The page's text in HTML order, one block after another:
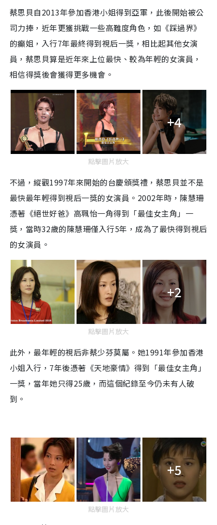
蔡思貝自2013年參加香港小姐得到亞軍，此後開始被公
司力捧，近年更獲挑戰一些高難度角色，如《踩過界》
的癲姐，入行7年最終得到視后一獎，相比起其他女演
員，蔡思貝算是近年來上位最快、較為年輕的女演員，
相信得獎後會獲得更多機會。
+4
點擊圖片放大
不過，縱觀1997年來開始的台慶頒獎禮，蔡思貝並不是
最快最年輕得到視后一獎的女演員。2002年時，陳慧珊
憑著《絕世好爸》高珮怡一角得到「最佳女主角」一
獎，當時32歲的陳慧珊僅入行5年，成為了最快得到視后
的女演員。
+2
點擊圖片放大
此外，最年輕的視后非蔡少芬莫屬。她1991年參加香港
小姐入行，7年後憑著《天地豪情》得到「最佳女主角」
一獎，當年她只得25歲，而這個紀錄至今仍未有人破
到。
+5
點擊圖片放大